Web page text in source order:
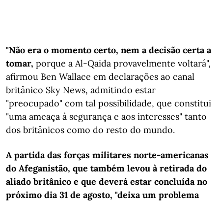
"Não era o momento certo, nem a decisão certa a
tomar, porque a Al-Qaida provavelmente voltará",
afirmou Ben Wallace em declarações ao canal
britânico Sky News, admitindo estar
"preocupado" com tal possibilidade, que constitui
"uma ameaça à segurança e aos interesses" tanto
dos britânicos como do resto do mundo.
A partida das forças militares norte-americanas
do Afeganistão, que também levou à retirada do
aliado britânico e que deverá estar concluída no
próximo dia 31 de agosto, "deixa um problema